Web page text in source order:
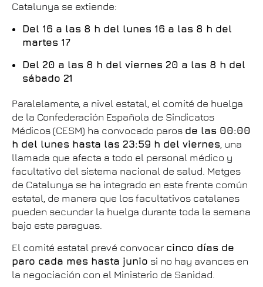
Catalunya se extiende:
Del 16 a las 8 h del lunes 16 a las 8 h del
martes 17
Del 20 a las 8 h del viernes 20 a las 8 h del
sábado 21
Paralelamente, a nivel estatal, el comité de huelga
de la Confederación Española de Sindicatos
Médicos (CESM) ha convocado paros de las 00:00
h del lunes hasta las 23:59 h del viernes, una
llamada que afecta a todo el personal médico y
facultativo del sistema nacional de salud. Metges
de Catalunya se ha integrado en este frente común
estatal, de manera que los facultativos catalanes
pueden secundar la huelga durante toda la semana
bajo este paraguas.
El comité estatal prevé convocar cinco días de
paro cada mes hasta junio si no hay avances en
la negociación con el Ministerio de Sanidad.